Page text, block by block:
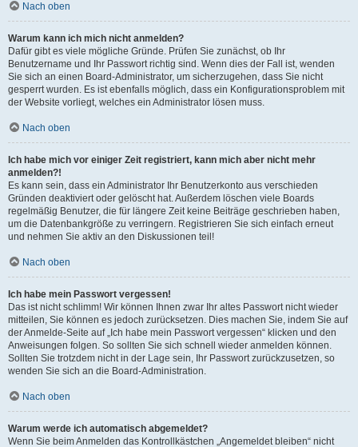
Nach oben
Warum kann ich mich nicht anmelden?
Dafür gibt es viele mögliche Gründe. Prüfen Sie zunächst, ob Ihr
Benutzername und Ihr Passwort richtig sind. Wenn dies der Fall ist, wenden
Sie sich an einen Board-Administrator, um sicherzugehen, dass Sie nicht
gesperrt wurden. Es ist ebenfalls möglich, dass ein Konfigurationsproblem mit
der Website vorliegt, welches ein Administrator lösen muss.
Nach oben
Ich habe mich vor einiger Zeit registriert, kann mich aber nicht mehr
anmelden?!
Es kann sein, dass ein Administrator Ihr Benutzerkonto aus verschieden
Gründen deaktiviert oder gelöscht hat. Außerdem löschen viele Boards
regelmäßig Benutzer, die für längere Zeit keine Beiträge geschrieben haben,
um die Datenbankgröße zu verringern. Registrieren Sie sich einfach erneut
und nehmen Sie aktiv an den Diskussionen teil!
Nach oben
Ich habe mein Passwort vergessen!
Das ist nicht schlimm! Wir können Ihnen zwar Ihr altes Passwort nicht wieder
mitteilen, Sie können es jedoch zurücksetzen. Dies machen Sie, indem Sie auf
der Anmelde-Seite auf „Ich habe mein Passwort vergessen“ klicken und den
Anweisungen folgen. So sollten Sie sich schnell wieder anmelden können.
Sollten Sie trotzdem nicht in der Lage sein, Ihr Passwort zurückzusetzen, so
wenden Sie sich an die Board-Administration.
Nach oben
Warum werde ich automatisch abgemeldet?
Wenn Sie beim Anmelden das Kontrollkästchen „Angemeldet bleiben“ nicht